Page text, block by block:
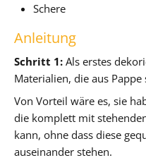
Schere
Anleitung
Schritt 1: Als erstes
Materialien, die aus Pappe
Von Vorteil wäre es, sie
die komplett mit
kann, ohne dass diese
auseinander stehen.